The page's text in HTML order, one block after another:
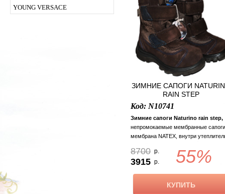
YOUNG VERSACE
ЗИМНИЕ САПОГИ
RAIN STEP
Код: N10741
Зимние сапоги Naturino rain step,
непромокаемые мембранные
мембрана NATEX, внутри
сезона, оригинальная упаковка.
Размеры: 23р.(14,5 см). Внешний
8700 р.
3915 р. 55%
КУПИТЬ